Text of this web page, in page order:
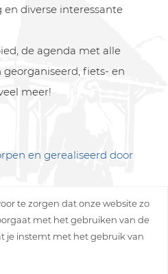
diverse interessante
de agenda met alle
fiets- en
meer!
en gerealiseerd door
te zorgen dat onze website zo
met het gebruiken van de
je instemt met het gebruik van